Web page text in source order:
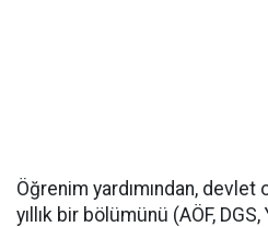
Öğrenim yardımından, devlet
yıllık bir bölümünü (AÖF,